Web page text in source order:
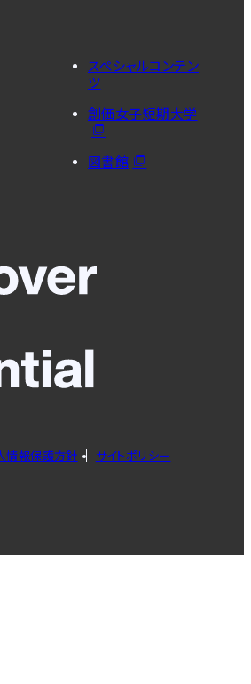
スペシャルコンテン
ツ
創価女子短期大学
図書館
情報保護方針 サイトポリシー